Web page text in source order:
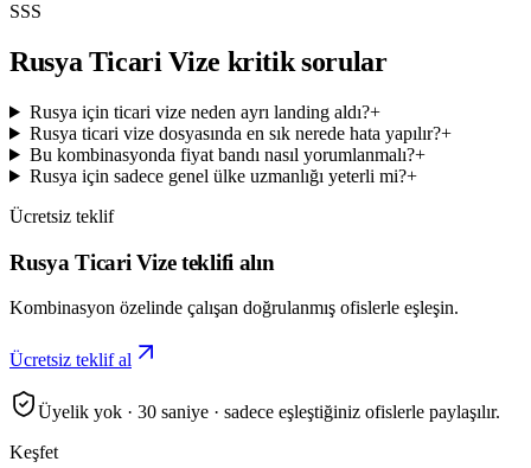
SSS
Rusya Ticari Vize kritik sorular
Rusya için ticari vize neden ayrı landing aldı?+
Rusya ticari vize dosyasında en sık nerede hata yapılır?+
Bu kombinasyonda fiyat bandı nasıl yorumlanmalı?+
Rusya için sadece genel ülke uzmanlığı yeterli mi?+
Ücretsiz teklif
Rusya Ticari Vize teklifi alın
Kombinasyon özelinde çalışan doğrulanmış ofislerle eşleşin.
Ücretsiz teklif al
Üyelik yok · 30 saniye · sadece eşleştiğiniz ofislerle paylaşılır.
Keşfet